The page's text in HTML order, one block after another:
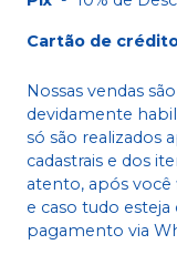
Cartão de
Nossas vendas
devidamente
só são realizados
cadastrais e dos
atento, após você
e caso tudo
pagamento via